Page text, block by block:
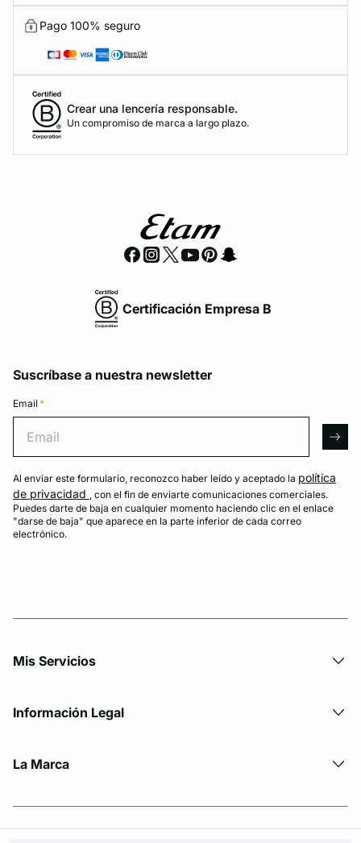
Pago 100% seguro
Crear una lencería responsable.
Un compromiso de marca a largo plazo.
Certificación Empresa B
Suscríbase a nuestra newsletter
Email *
Al enviar este formulario, reconozco haber leído y aceptado la política
de privacidad , con el fin de enviarte comunicaciones comerciales.
Puedes darte de baja en cualquier momento haciendo clic en el enlace
"darse de baja" que aparece en la parte inferior de cada correo
electrónico.
Mis Servicios
Información Legal
La Marca